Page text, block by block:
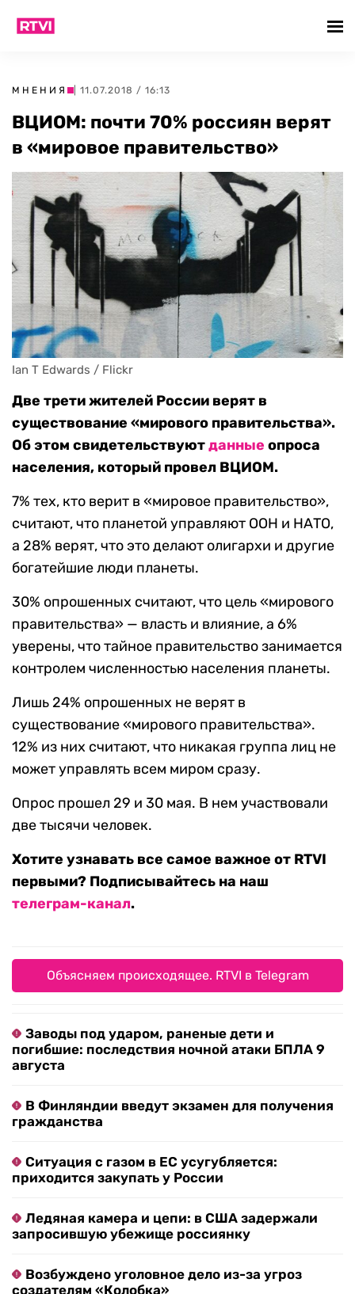
МНЕНИЯ | 11.07.2018 / 16:13
ВЦИОМ: почти 70% россиян верят
в «мировое правительство»
Ian T Edwards / Flickr
Две трети жителей России верят в
существование «мирового правительства».
Об этом свидетельствуютданные опроса
населения, который провел ВЦИОМ.
7% тех, кто верит в «мировое правительство»,
считают, что планетой управляют ООН и НАТО,
а 28% верят, что это делают олигархи и другие
богатейшие люди планеты.
30% опрошенных считают, что цель «мирового
правительства» — власть и влияние, а 6%
уверены, что тайное правительство занимается
контролем численностью населения планеты.
Лишь 24% опрошенных не верят в
существование «мирового правительства».
12% из них считают, что никакая группа лиц не
может управлять всем миром сразу.
Опрос прошел 29 и 30 мая. В нем участвовали
две тысячи человек.
Хотите узнавать все самое важное от RTVI
первыми? Подписывайтесь на наш
телеграм-канал.
Объясняем происходящее. RTVI в Telegram
Заводы под ударом, раненые дети и
погибшие: последствия ночной атаки БПЛА 9
августа
В Финляндии введут экзамен для получения
гражданства
Ситуация с газом в ЕС усугубляется:
приходится закупать у России
Ледяная камера и цепи: в США задержали
запросившую убежище россиянку
Возбуждено уголовное дело из-за угроз
создателям «Колобка»